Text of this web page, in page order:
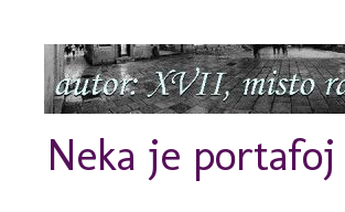
Neka je